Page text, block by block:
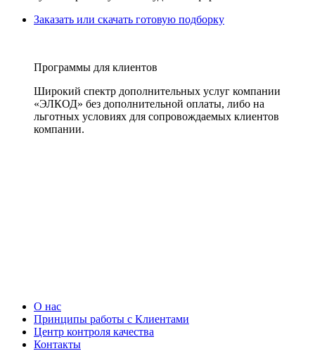
Заказать или скачать готовую подборку
Программы для клиентов
Широкий спектр дополнительных услуг компании
«ЭЛКОД» без дополнительной оплаты, либо на
льготных условиях для сопровождаемых клиентов
компании.
О нас
Принципы работы с Клиентами
Центр контроля качества
Контакты